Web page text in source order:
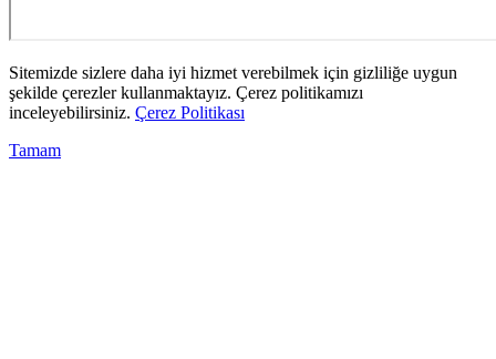
Sitemizde sizlere daha iyi hizmet verebilmek için gizliliğe uygun
şekilde çerezler kullanmaktayız. Çerez politikamızı
inceleyebilirsiniz. Çerez Politikası
Tamam